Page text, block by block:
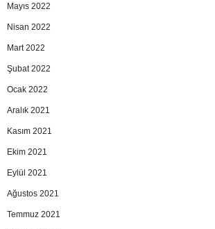
Mayıs 2022
Nisan 2022
Mart 2022
Şubat 2022
Ocak 2022
Aralık 2021
Kasım 2021
Ekim 2021
Eylül 2021
Ağustos 2021
Temmuz 2021